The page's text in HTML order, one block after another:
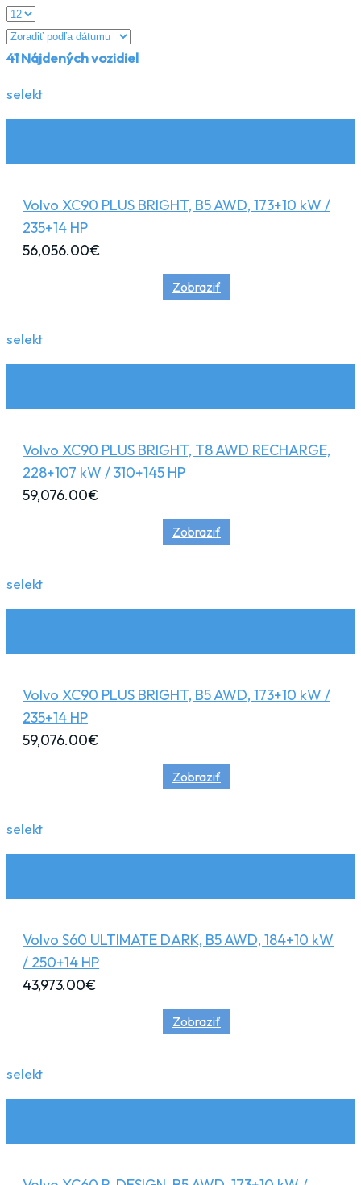
41Nájdených vozidiel
selekt
Volvo XC90 PLUS BRIGHT, B5 AWD, 173+10 kW /
235+14 HP
56,056.00€
Zobraziť
selekt
Volvo XC90 PLUS BRIGHT, T8 AWD RECHARGE,
228+107 kW / 310+145 HP
59,076.00€
Zobraziť
selekt
Volvo XC90 PLUS BRIGHT, B5 AWD, 173+10 kW /
235+14 HP
59,076.00€
Zobraziť
selekt
Volvo S60 ULTIMATE DARK, B5 AWD, 184+10 kW
/ 250+14 HP
43,973.00€
Zobraziť
selekt